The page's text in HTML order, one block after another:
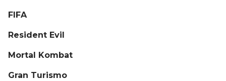
FIFA
Resident Evil
Mortal Kombat
Gran Turismo